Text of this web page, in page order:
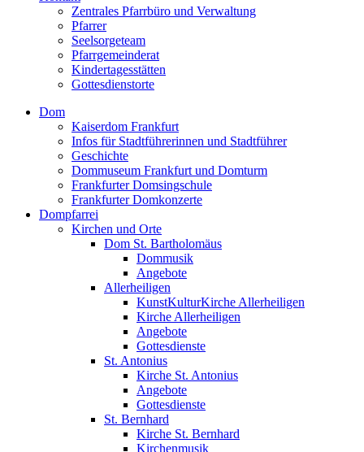
Zentrales Pfarrbüro und Verwaltung
Pfarrer
Seelsorgeteam
Pfarrgemeinderat
Kindertagesstätten
Gottesdienstorte
Dom
Kaiserdom Frankfurt
Infos für Stadtführerinnen und Stadtführer
Geschichte
Dommuseum Frankfurt und Domturm
Frankfurter Domsingschule
Frankfurter Domkonzerte
Dompfarrei
Kirchen und Orte
Dom St. Bartholomäus
Dommusik
Angebote
Allerheiligen
KunstKulturKirche Allerheiligen
Kirche Allerheiligen
Angebote
Gottesdienste
St. Antonius
Kirche St. Antonius
Angebote
Gottesdienste
St. Bernhard
Kirche St. Bernhard
Kirchenmusik